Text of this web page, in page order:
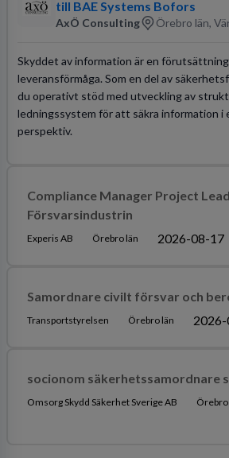
till BAE Systems Bofors
AxÖ Consulting Örebro län,
Skyddet av information är en
leveransförmåga. Som en del av
du operativt stöd med utveckling av
ledningssystem för att säkra information
perspektiv.
Compliance Manager Project
Försvarsindustrin
Experis AB Örebro län 2026-08-17
Samordnare civilt försvar och
Transportstyrelsen Örebro län
socionom säkerhetssamordnare
Omsorg Skydd Säkerhet Sverige AB Örebro